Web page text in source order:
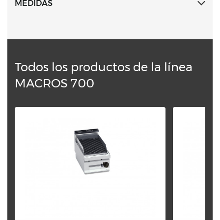
MEDIDAS
Todos los productos de la línea
MACROS 700